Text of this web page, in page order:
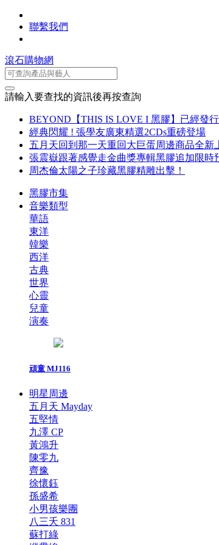
聯繫我們
滾石購物網
請輸入要查找的資訊後再按查詢
BEYOND【THIS IS LOVE I 黑膠】已經發行
經典閃耀 ! 張學友廣東精選2CDs重磅登場
五月天回到那一天重回大巨蛋周邊商品全新
張震嶽跟著感覺走金曲獎專輯黑膠追加限時
周杰倫太陽之子珍藏黑膠精雕出擊！
黑膠市集
音樂類型
華語
東洋
韓樂
西洋
古典
世界
心靈
兒童
演奏
頑童 MJ116
明星周邊
五月天 Mayday
五堅情
九澤 CP
黃鴻升
陳零九
齊豫
徐懷鈺
孫盛希
小男孩樂團
八三夭 831
蘇打綠